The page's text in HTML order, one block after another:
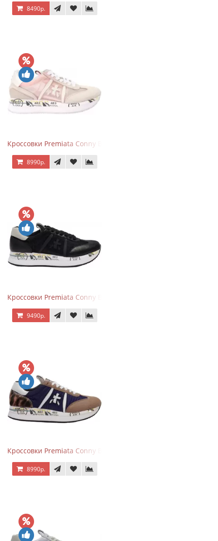
8490р.
Кроссовки Premiata Conny Beige Pink
8990р.
Кроссовки Premiata Conny Black
9490р.
Кроссовки Premiata Conny Blue Brown
8990р.